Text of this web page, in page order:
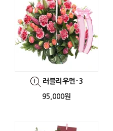
러블리우먼-3
95,000원